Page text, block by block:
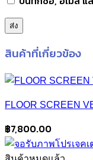
สินค้าที่เกี่ยวข้อง
FLOOR SCREEN
฿7,800.00